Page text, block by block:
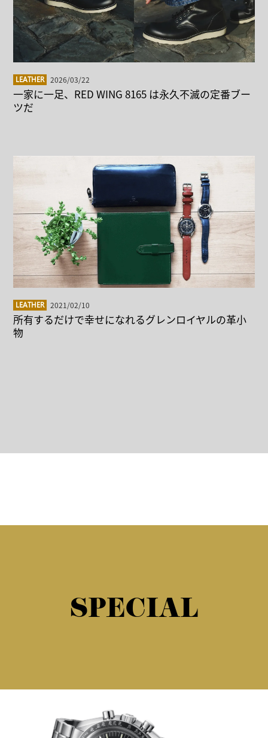
LEATHER 2026/03/22
一家に一足、RED WING 8165 は永久不滅の定番ブー
ツだ
LEATHER 2021/02/10
所有するだけで幸せになれるグレンロイヤルの革小
物
SPECIAL